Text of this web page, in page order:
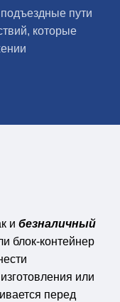
пути
которые
и безналичный
блок-контейнер
или
перед